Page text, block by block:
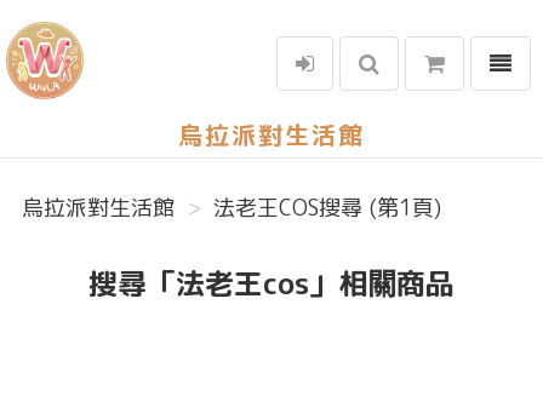
烏拉派對生活館
選單
烏拉派對生活館 法老王COS搜尋 (第1頁)
搜尋「法老王cos」相關商品